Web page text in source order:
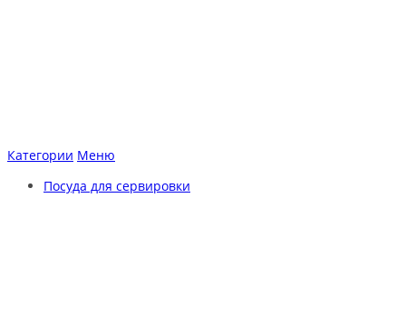
Категории Меню
Посуда для сервировки